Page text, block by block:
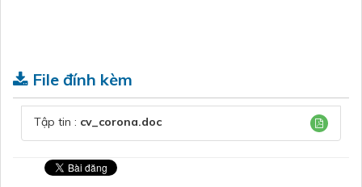
File đính kèm
Tập tin : cv_corona.doc